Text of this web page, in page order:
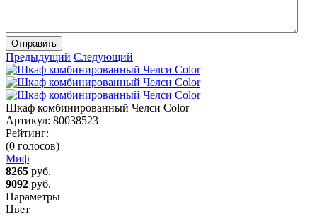
Отправить
Предыдущий Следующий
Шкаф комбинированный Челси Color
Артикул: 80038523
Рейтинг:
(0 голосов)
Миф
8265 руб.
9092 руб.
Параметры
Цвет